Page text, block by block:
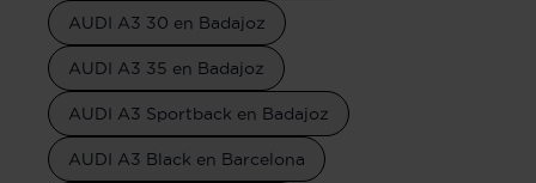
AUDI A3 30 en Badajoz
AUDI A3 35 en Badajoz
AUDI A3 Sportback en Badajoz
AUDI A3 Black en Barcelona